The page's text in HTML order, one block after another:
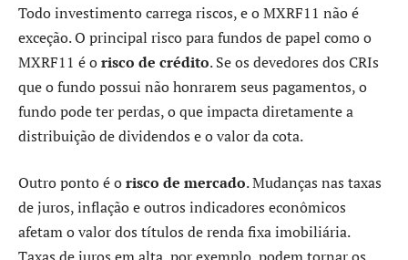
Todo investimento carrega riscos, e o MXRF11 não é
exceção. O principal risco para fundos de papel como o
MXRF11 é orisco de crédito. Se os devedores dos CRIs
que o fundo possui não honrarem seus pagamentos, o
fundo pode ter perdas, o que impacta diretamente a
distribuição de dividendos e o valor da cota.
Outro ponto é orisco de mercado. Mudanças nas taxas
de juros, inflação e outros indicadores econômicos
afetam o valor dos títulos de renda fixa imobiliária.